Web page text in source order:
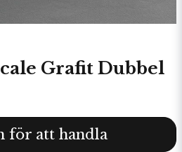
Grafit Dubbel
för att handla